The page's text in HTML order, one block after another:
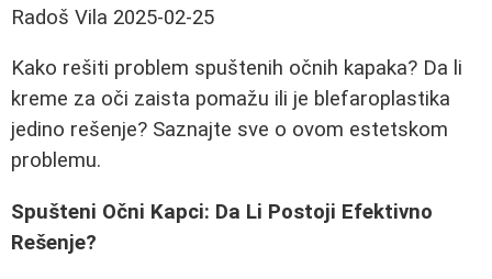
Radoš Vila 2025-02-25
Kako rešiti problem spuštenih očnih kapaka? Da li
kreme za oči zaista pomažu ili je blefaroplastika
jedino rešenje? Saznajte sve o ovom estetskom
problemu.
Spušteni Očni Kapci: Da Li Postoji Efektivno
Rešenje?